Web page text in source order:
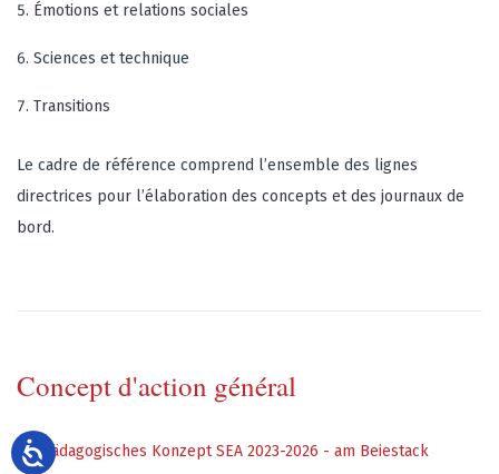
Émotions et relations sociales
Sciences et technique
Transitions
Le cadre de référence comprend l’ensemble des lignes
directrices pour l’élaboration des concepts et des journaux de
bord.
Concept d'action général
Pädagogisches Konzept SEA 2023-2026 - am Beiestack